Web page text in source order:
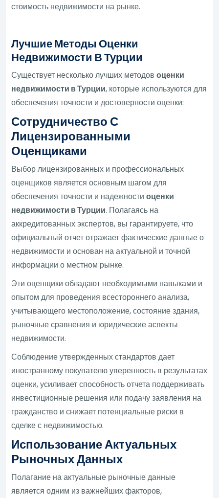
стоимость недвижимости на рынке.
Лучшие Методы Оценки
Недвижимости В Турции
Существует несколько лучших методовоценки
недвижимости в Турции, которые используются для
обеспечения точности и достоверности оценки:
Сотрудничество С
Лицензированными
Оценщиками
Выбор лицензированных и профессиональных
оценщиков является основным шагом для
обеспечения точности и надежностиоценки
недвижимости в Турции. Полагаясь на
аккредитованных экспертов, вы гарантируете, что
официальный отчет отражает фактические данные о
недвижимости и основан на актуальной и точной
информации о местном рынке.
Эти оценщики обладают необходимыми навыками и
опытом для проведения всестороннего анализа,
учитывающего местоположение, состояние здания,
рыночные сравнения и юридические аспекты
недвижимости.
Соблюдение утвержденных стандартов дает
иностранному покупателю уверенность в результатах
оценки, усиливает способность отчета поддерживать
инвестиционные решения или подачу заявления на
гражданство и снижает потенциальные риски в
сделке с недвижимостью.
Использование Актуальных
Рыночных Данных
Полагание на актуальные рыночные данные
является одним из важнейших факторов,